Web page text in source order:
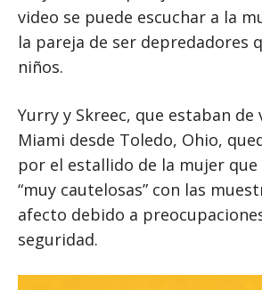
video se puede escuchar a la
la pareja de ser depredadores
niños.
Yurry y Skreec, que estaban de
Miami desde Toledo, Ohio,
por el estallido de la mujer que
“muy cautelosas” con las
afecto debido a
seguridad.